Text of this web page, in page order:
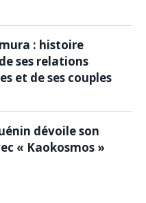
: histoire
ses relations
et de ses couples
dévoile son
« Kaokosmos »